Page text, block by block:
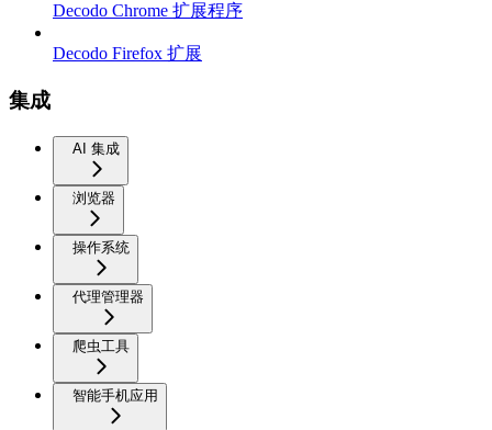
Decodo Chrome 扩展程序
Decodo Firefox 扩展
集成
AI 集成
浏览器
操作系统
代理管理器
爬虫工具
智能手机应用